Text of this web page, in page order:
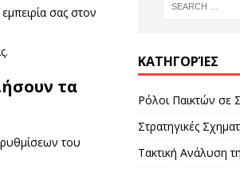
σας στον
τα
του
ΚΑΤΗΓΟΡΊΕΣ
Ρόλοι Παικτών σε
Στρατηγικές
Τακτική Ανάλυση